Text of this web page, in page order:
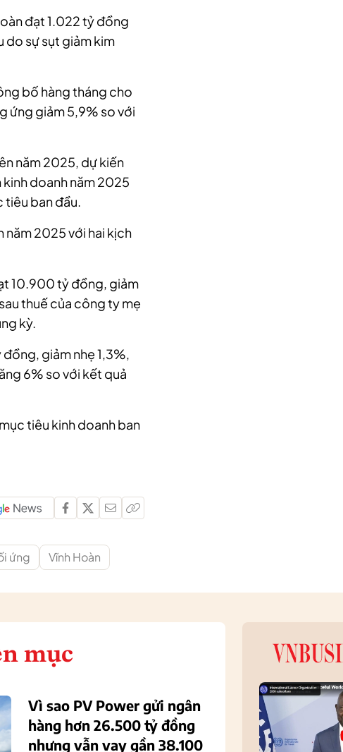
đạt 1.022 tỷ đồng
do sự sụt giảm kim
bố hàng tháng cho
ứng giảm 5,9% so với
năm 2025, dự kiến
doanh năm 2025
tiêu ban đầu.
năm 2025 với hai kịch
10.900 tỷ đồng, giảm
thuế của công ty mẹ
kỳ.
giảm nhẹ 1,3%,
6% so với kết quả
tiêu kinh doanh ban
ứng Vĩnh Hoàn
mục
Vì sao PV Power gửi ngân
hàng hơn 26.500 tỷ đồng
nhưng vẫn vay gần 38.100